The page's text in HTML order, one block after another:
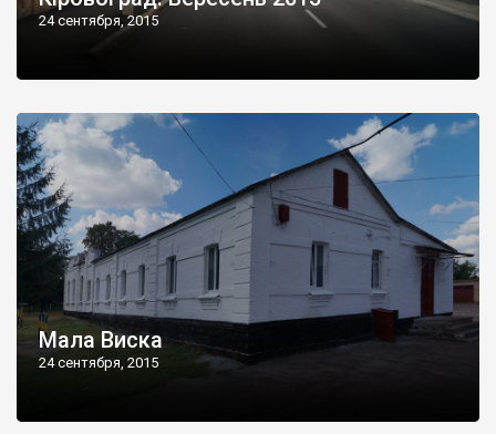
24 сентября, 2015
Мала Виска
24 сентября, 2015